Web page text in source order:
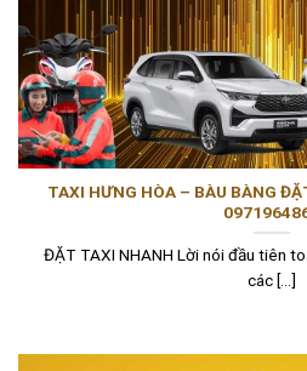
TAXI HƯNG HÒA – BÀU BÀNG
ĐẶT TAXI NHANH Lời nói đầu tiên
các [...]